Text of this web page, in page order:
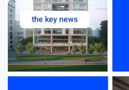
the key news